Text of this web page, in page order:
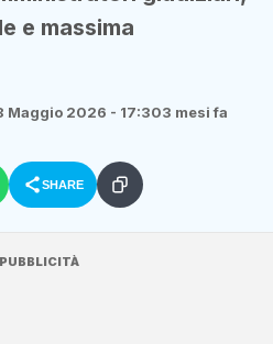
e massima
Maggio 2026 - 17:303 mesi fa
SHARE
PUBBLICITÀ